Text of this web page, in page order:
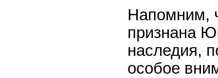
Напомним,
признана
наследия,
особое